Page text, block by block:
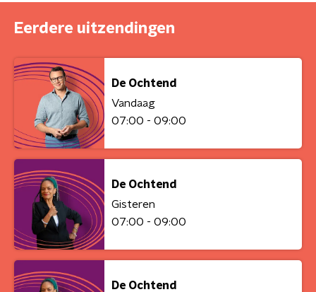
Eerdere uitzendingen
De Ochtend
Vandaag
07:00 - 09:00
De Ochtend
Gisteren
07:00 - 09:00
De Ochtend